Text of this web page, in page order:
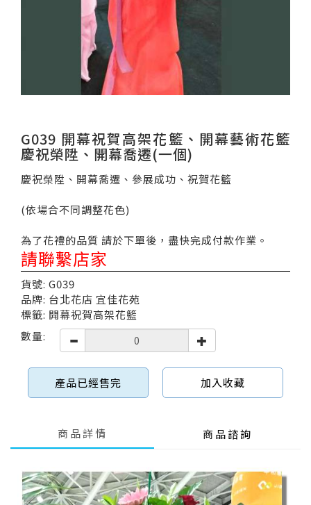
G039 開幕祝賀高架花籃、開幕藝術花籃
慶祝榮陞、開幕喬遷(一個)
慶祝榮陞、開幕喬遷、參展成功、祝賀花籃
(依場合不同調整花色)
為了花禮的品質 請於下單後，盡快完成付款作業。
請聯繫店家
貨號: G039
品牌: 台北花店 宜佳花苑
標籤: 開幕祝賀高架花籃
數量:
產品已經售完 加入收藏
商品詳情 商品諮詢